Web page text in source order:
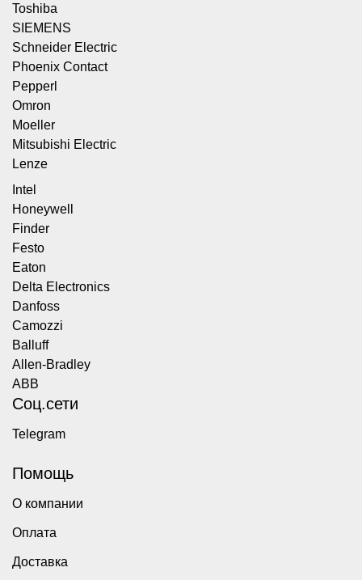
Toshiba
SIEMENS
Schneider Electric
Phoenix Contact
Pepperl
Omron
Moeller
Mitsubishi Electric
Lenze
Intel
Honeywell
Finder
Festo
Eaton
Delta Electronics
Danfoss
Camozzi
Balluff
Allen-Bradley
ABB
Соц.сети
Telegram
Помощь
О компании
Оплата
Доставка